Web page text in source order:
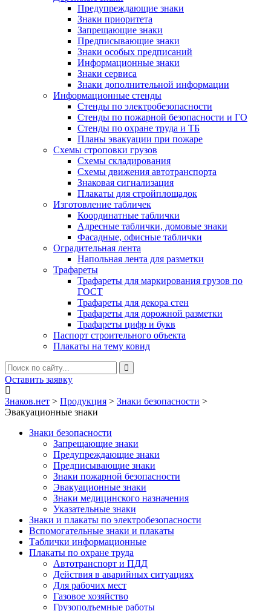
Предупреждающие знаки
Знаки приоритета
Запрещающие знаки
Предписывающие знаки
Знаки особых предписаний
Информационные знаки
Знаки сервиса
Знаки дополнительной информации
Информационные стенды
Стенды по электробезопасности
Стенды по пожарной безопасности и ГО
Стенды по охране труда и ТБ
Планы эвакуации при пожаре
Схемы строповки грузов
Схемы складирования
Схемы движения автотранспорта
Знаковая сигнализация
Плакаты для стройплощадок
Изготовление табличек
Координатные таблички
Адресные таблички, домовые знаки
Фасадные, офисные таблички
Оградительная лента
Напольная лента для разметки
Трафареты
Трафареты для маркирования грузов по
ГОСТ
Трафареты для декора стен
Трафареты для дорожной разметки
Трафареты цифр и букв
Паспорт строительного объекта
Плакаты на тему ковид
Оставить заявку
Знаков.нет > Продукция > Знаки безопасности >
Эвакуационные знаки
Знаки безопасности
Запрещающие знаки
Предупреждающие знаки
Предписывающие знаки
Знаки пожарной безопасности
Эвакуационные знаки
Знаки медицинского назначения
Указательные знаки
Знаки и плакаты по электробезопасности
Вспомогательные знаки и плакаты
Таблички информационные
Плакаты по охране труда
Автотранспорт и ПДД
Действия в аварийных ситуациях
Для рабочих мест
Газовое хозяйство
Грузоподъемные работы